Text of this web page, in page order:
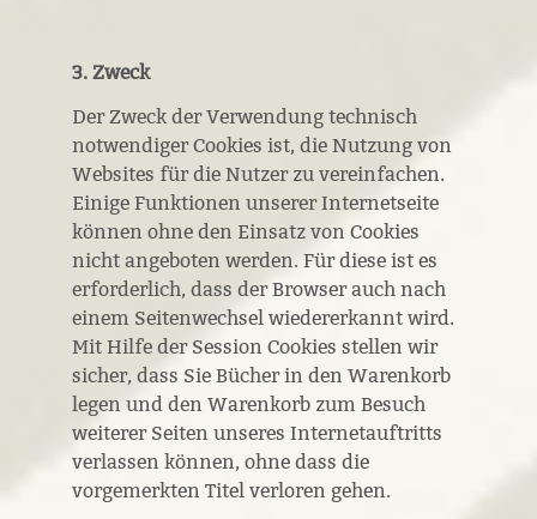
3. Zweck
Der Zweck der Verwendung technisch
notwendiger Cookies ist, die Nutzung von
Websites für die Nutzer zu vereinfachen.
Einige Funktionen unserer Internetseite
können ohne den Einsatz von Cookies
nicht angeboten werden. Für diese ist es
erforderlich, dass der Browser auch nach
einem Seitenwechsel wiedererkannt wird.
Mit Hilfe der Session Cookies stellen wir
sicher, dass Sie Bücher in den Warenkorb
legen und den Warenkorb zum Besuch
weiterer Seiten unseres Internetauftritts
verlassen können, ohne dass die
vorgemerkten Titel verloren gehen.